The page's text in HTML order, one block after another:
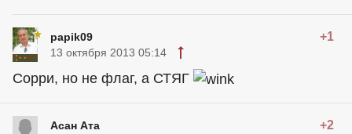
papik09 +1
13 октября 2013 05:14
Сорри, но не флаг, а СТЯГ
Асан Ата +2